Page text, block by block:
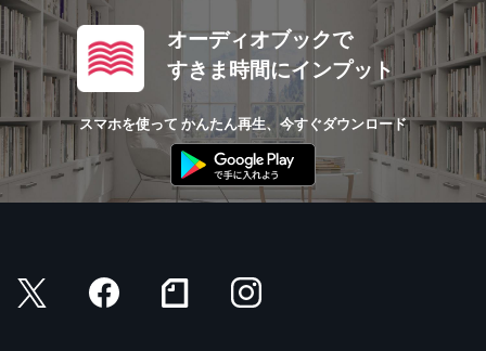
オーディオブックで
すきま時間にインプット
スマホを使って かんたん再生、今すぐダウンロード